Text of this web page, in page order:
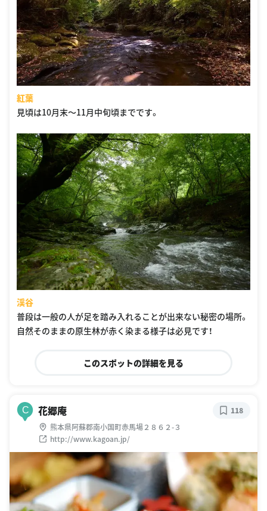
紅葉
見頃は10月末〜11月中旬頃までです。
渓谷
普段は一般の人が足を踏み入れることが出来ない秘密の場所。
自然そのままの原生林が赤く染まる様子は必見です！
このスポットの詳細を見る
C 花郷庵
熊本県阿蘇郡南小国町赤馬場２８６２-３
http://www.kagoan.jp/
118